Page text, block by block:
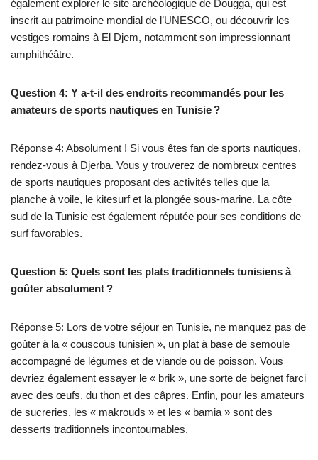
également explorer le site archéologique de Dougga, qui est
inscrit au patrimoine mondial de l’UNESCO, ou découvrir les
vestiges romains à El Djem, notamment son impressionnant
amphithéâtre.
Question 4: Y a-t-il des endroits recommandés pour les
amateurs de sports nautiques en Tunisie ?
Réponse 4: Absolument ! Si vous êtes fan de sports nautiques,
rendez-vous à Djerba. Vous y trouverez de nombreux centres
de sports nautiques proposant des activités telles que la
planche à voile, le kitesurf et la plongée sous-marine. La côte
sud de la Tunisie est également réputée pour ses conditions de
surf favorables.
Question 5: Quels sont les plats traditionnels tunisiens à
goûter absolument ?
Réponse 5: Lors de votre séjour en Tunisie, ne manquez pas de
goûter à la « couscous tunisien », un plat à base de semoule
accompagné de légumes et de viande ou de poisson. Vous
devriez également essayer le « brik », une sorte de beignet farci
avec des œufs, du thon et des câpres. Enfin, pour les amateurs
de sucreries, les « makrouds » et les « bamia » sont des
desserts traditionnels incontournables.